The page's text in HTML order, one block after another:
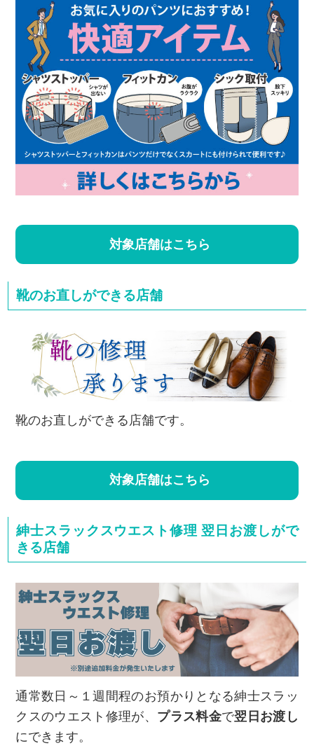
対象店舗はこちら
靴のお直しができる店舗
靴のお直しができる店舗です。
対象店舗はこちら
紳士スラックスウエスト修理 翌日お渡しがで
きる店舗
通常数日～１週間程のお預かりとなる紳士スラッ
クスのウエスト修理が、 プラス料金で翌日お渡し
にできます。